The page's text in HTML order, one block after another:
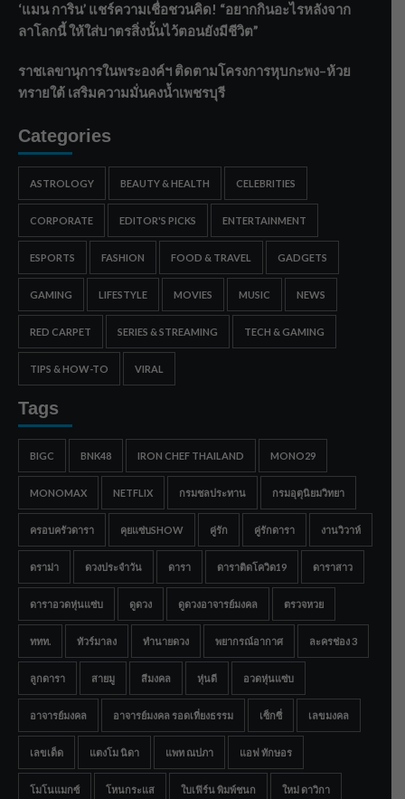
‘แมน การิน’ แชร์ความเชื่อชวนคิด! “อยากกินอะไรหลังจาก
ลาโลกนี้ ให้ใส่บาตรสิ่งนั้นไว้ตอนยังมีชีวิต”
ราชเลขานุการในพระองค์ฯ ติดตามโครงการหุบกะพง–ห้วย
ทรายใต้ เสริมความมั่นคงน้ำเพชรบุรี
Categories
ASTROLOGY BEAUTY & HEALTH CELEBRITIES
CORPORATE EDITOR'S PICKS ENTERTAINMENT
ESPORTS FASHION FOOD & TRAVEL GADGETS
GAMING LIFESTYLE MOVIES MUSIC NEWS
RED CARPET SERIES & STREAMING TECH & GAMING
TIPS & HOW-TO VIRAL
Tags
BIGC BNK48 IRON CHEF THAILAND MONO29
MONOMAX NETFLIX กรมชลประทาน กรมอุตุนิยมวิทยา
ครอบครัวดารา คุยแซ่บSHOW คู่รัก คู่รักดารา งานวิวาห์
ดราม่า ดวงประจำวัน ดารา ดาราติดโควิด19 ดาราสาว
ดาราอวดหุ่นแซ่บ ดูดวง ดูดวงอาจารย์มงคล ตรวจหวย
ททท. ทัวร์มาลง ทำนายดวง พยากรณ์อากาศ ละครช่อง 3
ลูกดารา สายมู สีมงคล หุ่นดี อวดหุ่นแซ่บ
อาจารย์มงคล อาจารย์มงคล รอดเที่ยงธรรม เซ็กซี่ เลขมงคล
เลขเด็ด แตงโม นิดา แพท ณปภา แอฟ ทักษอร
โมโนแมกซ์ โหนกระแส ใบเฟิร์น พิมพ์ชนก ใหม่ ดาวิกา